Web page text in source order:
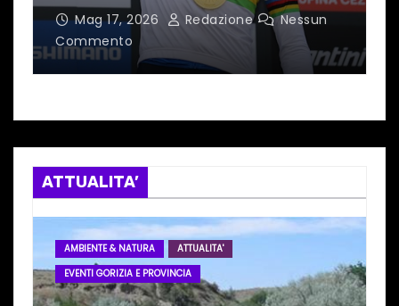
Daniele Puntel
con NICOLA ‘ZEZO’
Mag 11, 2026 Redazione
Nessun
Commento
ATTUALITA’
ATTUALITA' EVENTI VENEZIA E PROVINCIA